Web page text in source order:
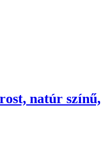
natúr színű,